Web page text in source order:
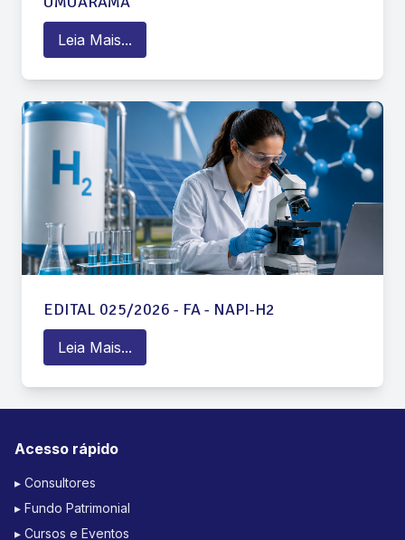
Leia Mais...
EDITAL 025/2026 - FA - NAPI-H2
Leia Mais...
Acesso rápido
▸ Consultores
▸ Fundo Patrimonial
▸ Cursos e Eventos